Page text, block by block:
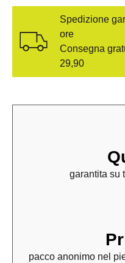
Spedizione
ore
Consegna
29,90
garantita su
pacco anonimo nel